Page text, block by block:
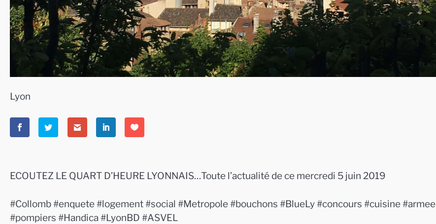
Lyon
ECOUTEZ LE QUART D’HEURE LYONNAIS…Toute l’actualité de ce mercredi 5 juin 2019
#Collomb #enquete #logement #social #Metropole #bouchons #BlueLy #concours #cuisine #armee
#pompiers #Handica #LyonBD #ASVEL